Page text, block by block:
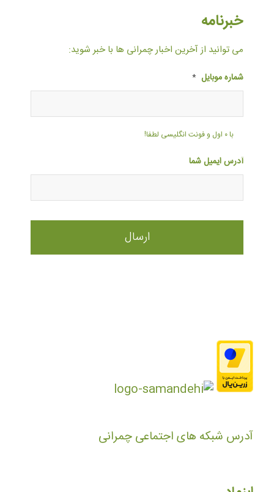
خبرنامه
می توانید از آخرین اخبار چمرانی ها با خبر شوید:
شماره موبایل *
با ۰ اول و فونت انگلیسی لطفا!
آدرس ایمیل شما
آدرس شبکه های اجتماعی چمرانی